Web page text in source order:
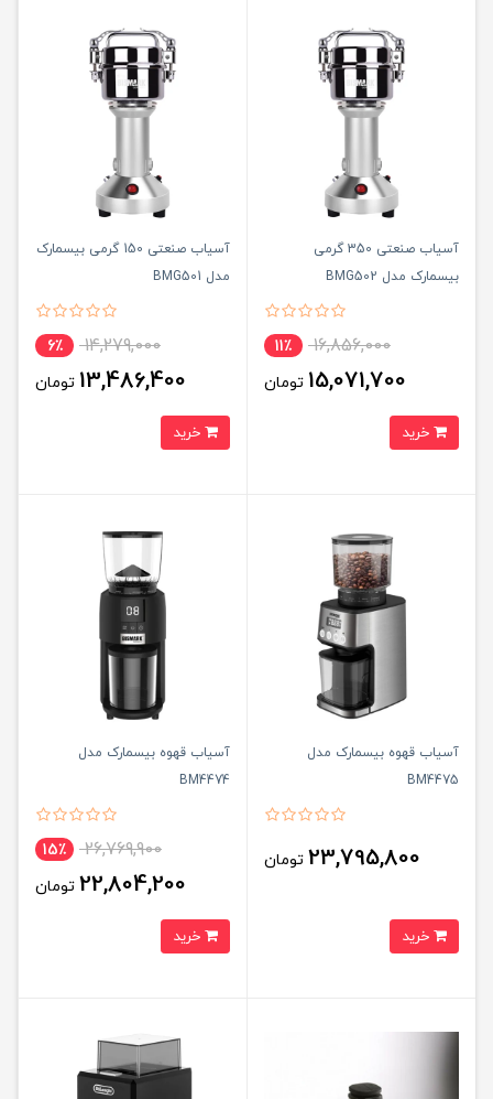
آسیاب صنعتی 350 گرمی
بیسمارک مدل BMG502
16,856,000 11٪
15,071,700 تومان
آسیاب صنعتی 150 گرمی بیسمارک
مدل BMG501
14,279,000 6٪
13,486,400 تومان
آسیاب قهوه بیسمارک مدل
BM4475
23,795,800 تومان
آسیاب قهوه بیسمارک مدل
BM4474
26,769,900 15٪
22,804,200 تومان